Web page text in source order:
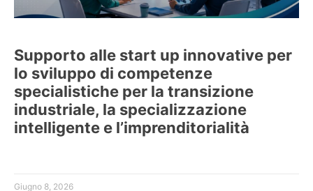
Supporto alle start up innovative per
lo sviluppo di competenze
specialistiche per la transizione
industriale, la specializzazione
intelligente e l’imprenditorialità
Giugno 8, 2026